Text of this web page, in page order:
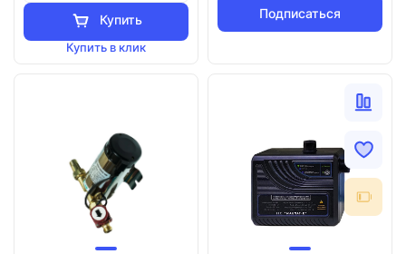
Купить
Купить в клик
Подписаться